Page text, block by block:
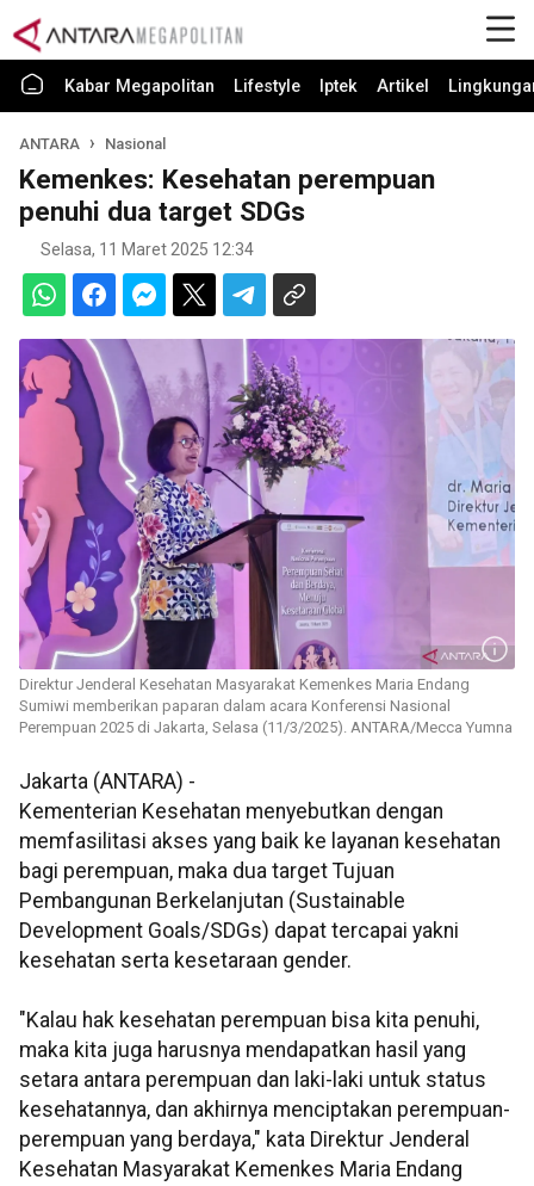
Kabar Megapolitan Lifestyle Iptek Artikel
ANTARA Nasional
Kemenkes: Kesehatan perempuan
penuhi dua target SDGs
Selasa, 11 Maret 2025 12:34
Direktur Jenderal Kesehatan Masyarakat Kemenkes Maria Endang
Sumiwi memberikan paparan dalam acara Konferensi Nasional
Perempuan 2025 di Jakarta, Selasa (11/3/2025). ANTARA/Mecca Yumna
Jakarta (ANTARA) -
Kementerian Kesehatan menyebutkan dengan
memfasilitasi akses yang baik ke layanan kesehatan
bagi perempuan, maka dua target Tujuan
Pembangunan Berkelanjutan (Sustainable
Development Goals/SDGs) dapat tercapai yakni
kesehatan serta kesetaraan gender.
"Kalau hak kesehatan perempuan bisa kita penuhi,
maka kita juga harusnya mendapatkan hasil yang
setara antara perempuan dan laki-laki untuk status
kesehatannya, dan akhirnya menciptakan perempuan-
perempuan yang berdaya," kata Direktur Jenderal
Kesehatan Masyarakat Kemenkes Maria Endang